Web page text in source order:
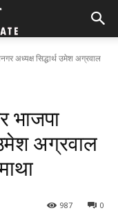
अध्यक्ष सिद्धार्थ उमेश अग्रवाल
भाजपा
उमेश अग्रवाल
0
987